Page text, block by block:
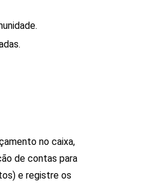
no caixa,
de contas para
e registre os